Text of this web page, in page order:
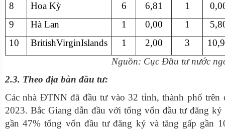
8
Hoa Kỳ 6 6,81 1
9
Hà Lan 1 0,00 1
10
BritishVirginIslands 1 2,00 3
Nguồn: Cục Đầu tư nước
2.3. Theo địa bàn đầu tư:
Các nhà ĐTNN đã đầu tư vào 32 tỉnh, thành phố trên
2023. Bắc Giang dẫn đầu với tổng vốn đầu tư đăng
gần 47% tổng vốn đầu tư đăng ký và tăng gấp gần